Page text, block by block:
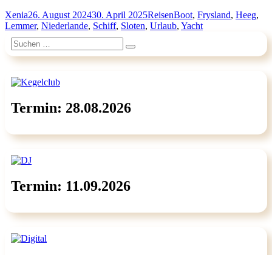
Lemmer“
Autor
XeniaVeröffentlicht
am
26. August 202430. April 2025Kategorien
ReisenSchlagwörter
Boot, Frysland, Heeg,
Lemmer, Niederlande, Schiff, Sloten, Urlaub, Yacht
Suchen
nach:
Suchen
Termin: 28.08.2026
Termin: 11.09.2026